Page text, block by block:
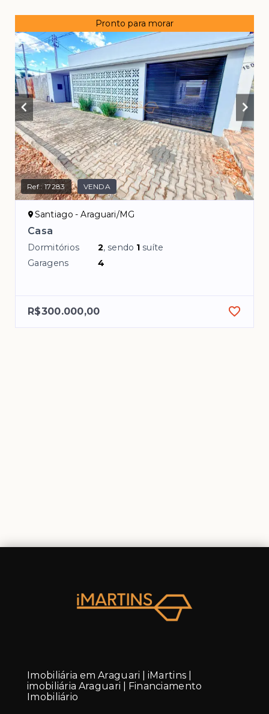
Pronto para morar
Ref.:17283 VENDA
Santiago - Araguari/MG
Casa
Dormitórios 2, sendo 1 suíte
Garagens
4
R$300.000,00
Imobiliária em Araguari | iMartins |
imobiliária Araguari | Financiamento
Imobiliário